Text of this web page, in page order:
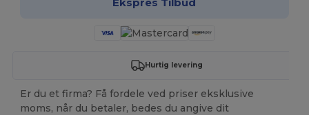
Ekspres Tilbud
Hurtig levering
Er du et firma? Få fordele ved priser eksklusive
moms, når du betaler, bedes du angive dit